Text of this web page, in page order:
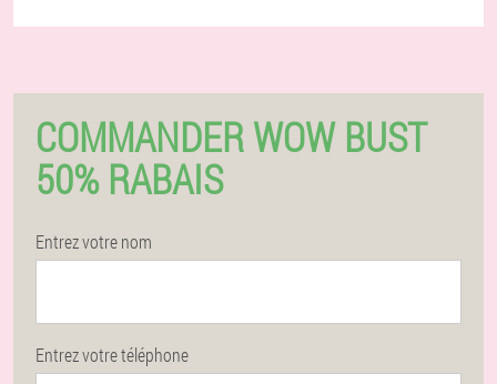
COMMANDER WOW BUST
50% RABAIS
Entrez votre nom
Entrez votre téléphone